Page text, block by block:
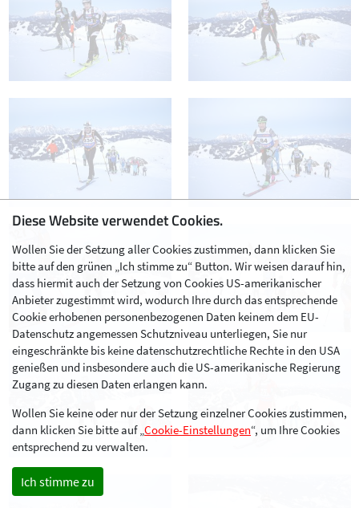
Diese Website verwendet Cookies.
Wollen Sie der Setzung aller Cookies zustimmen, dann klicken Sie
bitte auf den grünen „Ich stimme zu“ Button. Wir weisen darauf hin,
dass hiermit auch der Setzung von Cookies US-amerikanischer
Anbieter zugestimmt wird, wodurch Ihre durch das entsprechende
Cookie erhobenen personenbezogenen Daten keinem dem EU-
Datenschutz angemessen Schutzniveau unterliegen, Sie nur
eingeschränkte bis keine datenschutzrechtliche Rechte in den USA
genießen und insbesondere auch die US-amerikanische Regierung
Zugang zu diesen Daten erlangen kann.
Wollen Sie keine oder nur der Setzung einzelner Cookies zustimmen,
dann klicken Sie bitte auf „Cookie-Einstellungen“, um Ihre Cookies
entsprechend zu verwalten.
Ich stimme zu